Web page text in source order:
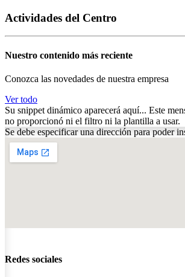
Actividades del Centro
Nuestro contenido más reciente
Conozca las novedades de nuestra empresa
Ver todo
Su snippet dinámico aparecerá aquí... Este
no proporcionó ni el filtro ni la plantilla a usar.
Se debe especificar una dirección para poder
Redes sociales